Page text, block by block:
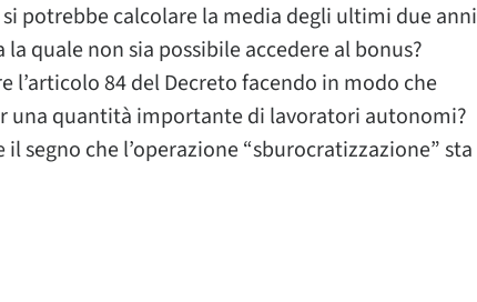
potrebbe calcolare la media degli ultimi due anni
quale non sia possibile accedere al bonus?
l’articolo 84 del Decreto facendo in modo che
una quantità importante di lavoratori autonomi?
segno che l’operazione “sburocratizzazione” sta